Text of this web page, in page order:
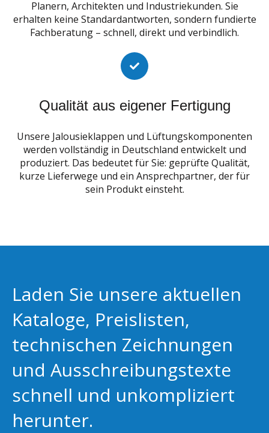
Planern, Architekten und Industriekunden. Sie
erhalten keine Standardantworten, sondern fundierte
Fachberatung – schnell, direkt und verbindlich.
Qualität aus eigener Fertigung
Unsere Jalousieklappen und Lüftungskomponenten
werden vollständig in Deutschland entwickelt und
produziert. Das bedeutet für Sie: geprüfte Qualität,
kurze Lieferwege und ein Ansprechpartner, der für
sein Produkt einsteht.
Laden Sie unsere aktuellen
Kataloge, Preislisten,
technischen Zeichnungen
und Ausschreibungstexte
schnell und unkompliziert
herunter.